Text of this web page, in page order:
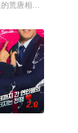
，是情敌。 今天
备受瞩目的主厨，
荒唐相亲，从第一
2.0